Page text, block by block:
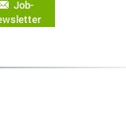
Job-